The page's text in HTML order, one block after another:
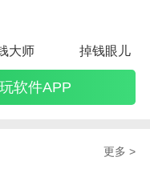
大师 掉钱眼儿
软件APP
更多 >